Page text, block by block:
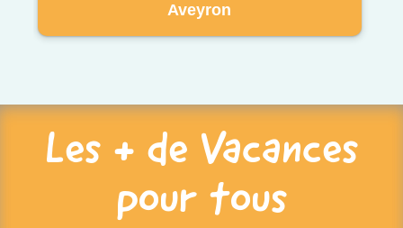
Aveyron
Les + de Vacances
pour tous